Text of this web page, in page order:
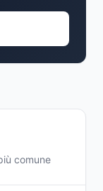
comune